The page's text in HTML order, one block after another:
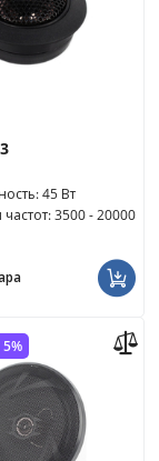
45 Вт
3500 - 20000